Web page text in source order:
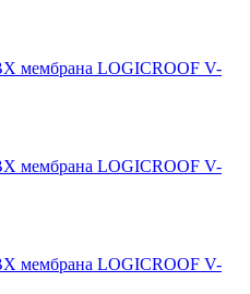
мембрана LOGICROOF V-
мембрана LOGICROOF V-
мембрана LOGICROOF V-